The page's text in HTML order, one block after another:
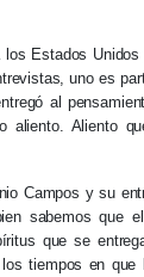
Estados
uno es
al
Aliento
Campos y su
sabemos que
que se
tiempos en